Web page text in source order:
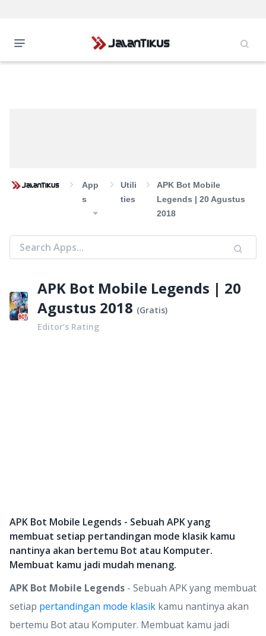
App
S
Utili
Ties
APK Bot Mobile
Legends | 20 Agustus
2018
APK Bot Mobile Legends | 20
Agustus 2018 (Gratis)
Editor’s Rating
APK Bot Mobile Legends - Sebuah APK yang
membuat setiap pertandingan mode klasik kamu
nantinya akan bertemu Bot atau Komputer.
Membuat kamu jadi mudah menang.
APK Bot Mobile Legends - Sebuah APK yang membuat
setiap pertandingan mode klasik kamu nantinya akan
bertemu Bot atau Komputer. Membuat kamu jadi